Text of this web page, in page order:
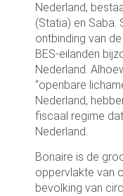
Nederland,
(Statia) en Saba.
ontbinding van
BES-eilanden
Nederland.
“openbare
Nederland,
fiscaal regime
Nederland.
Bonaire is de
oppervlakte van
bevolking van